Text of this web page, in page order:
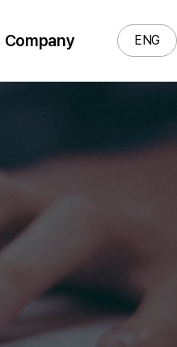
Company ENG